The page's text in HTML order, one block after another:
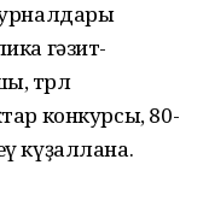
гәзит-
төрлө
конкурсы, 80-
күҙаллана.